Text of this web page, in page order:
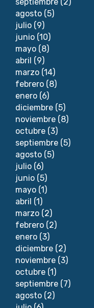
agosto (5)
julio (9)
junio (10)
mayo (8)
abril (9)
marzo (14)
febrero (8)
enero (6)
diciembre (5)
noviembre (8)
octubre (3)
septiembre (5)
agosto (5)
julio (6)
junio (5)
mayo (1)
abril (1)
marzo (2)
febrero (2)
enero (3)
diciembre (2)
noviembre (3)
octubre (1)
septiembre (7)
agosto (2)